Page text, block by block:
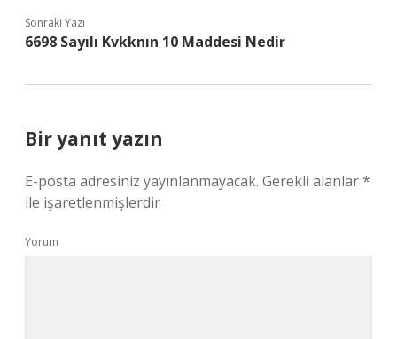
Sonraki Yazı
6698 Sayılı Kvkknın 10 Maddesi Nedir
Bir yanıt yazın
E-posta adresiniz yayınlanmayacak. Gerekli alanlar*
ile işaretlenmişlerdir
Yorum